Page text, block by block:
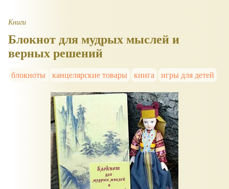
Книги
Блокнот для мудрых мыслей и
верных решений
блокноты канцелярские товары книга игры для детей